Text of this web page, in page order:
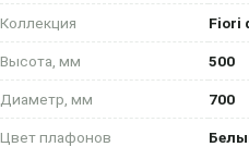
Коллекция Fiori
Высота, мм 500
Диаметр, мм 700
Цвет плафонов